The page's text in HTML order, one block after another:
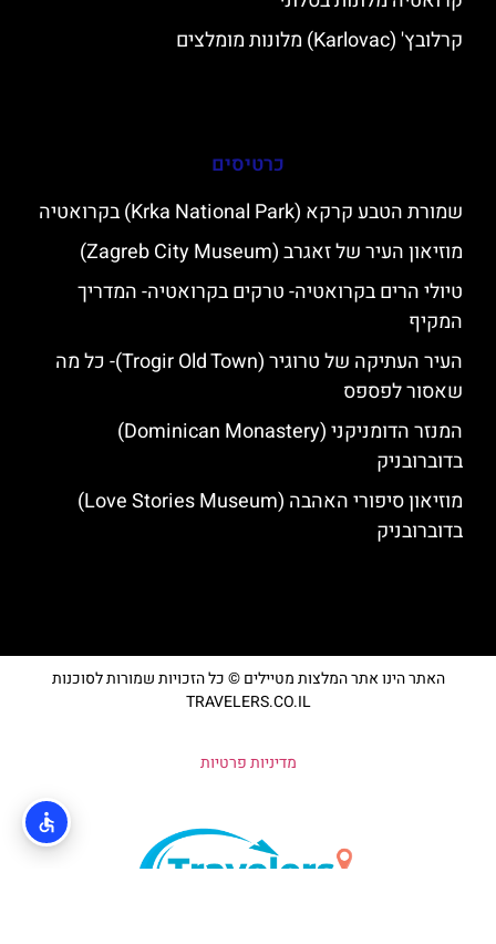
קרלובץ' (Karlovac) מלונות מומלצים
כרטיסים
שמורת הטבע קרקא (Krka National Park) בקרואטיה
מוזיאון העיר של זאגרב (Zagreb City Museum)
טיולי הרים בקרואטיה- טרקים בקרואטיה- המדריך
המקיף
העיר העתיקה של טרוגיר (Trogir Old Town)- כל מה
שאסור לפספס
המנזר הדומניקני (Dominican Monastery)
בדוברובניק
מוזיאון סיפורי האהבה (Love Stories Museum)
בדוברובניק
האתר הינו אתר המלצות מטיילים © כל הזכויות שמורות לסוכנות
TRAVELERS.CO.IL
מדיניות פרטיות